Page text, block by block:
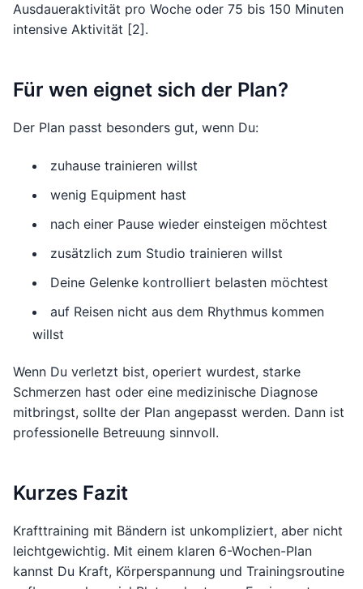
Ausdaueraktivität pro Woche oder 75 bis 150 Minuten
intensive Aktivität [2].
Für wen eignet sich der Plan?
Der Plan passt besonders gut, wenn Du:
zuhause trainieren willst
wenig Equipment hast
nach einer Pause wieder einsteigen möchtest
zusätzlich zum Studio trainieren willst
Deine Gelenke kontrolliert belasten möchtest
auf Reisen nicht aus dem Rhythmus kommen
willst
Wenn Du verletzt bist, operiert wurdest, starke
Schmerzen hast oder eine medizinische Diagnose
mitbringst, sollte der Plan angepasst werden. Dann ist
professionelle Betreuung sinnvoll.
Kurzes Fazit
Krafttraining mit Bändern ist unkompliziert, aber nicht
leichtgewichtig. Mit einem klaren 6-Wochen-Plan
kannst Du Kraft, Körperspannung und Trainingsroutine